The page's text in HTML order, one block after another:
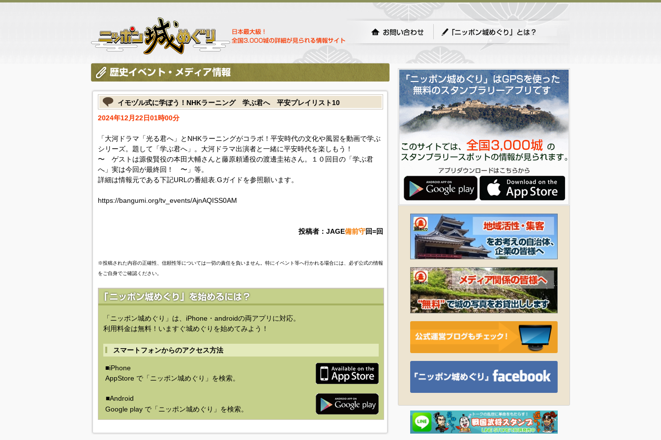
イモヅル式に学ぼう！NHKラーニング 学ぶ君へ 平安プレイリスト10
2024年12月22日01時00分
「大河ドラマ「光る君へ」とNHKラーニングがコラボ！平安時代の文化や風習を動画で学ぶ
シリーズ。題して「学ぶ君へ」。大河ドラマ出演者と一緒に平安時代を楽しもう！
〜 ゲストは源俊賢役の本田大輔さんと藤原頼通役の渡邊圭祐さん。１０回目の「学ぶ君
へ」実は今回が最終回！ 〜」等。
詳細は情報元である下記URLの番組表.Gガイドを参照願います。
https://bangumi.org/tv_events/AjnAQISS0AM
投稿者：JAGE備前守回=回
※投稿された内容の正確性、信頼性等については一切の責任を負いません。特にイベント等へ行かれる場合には、必ず公式の情報
をご自身でご確認ください。
「ニッポン城めぐり」は、iPhone・androidの両アプリに対応。
利用料金は無料！いますぐ城めぐりを始めてみよう！
スマートフォンからのアクセス方法
■iPhone
AppStore で「ニッポン城めぐり」を検索。
■Android
Google play で「ニッポン城めぐり」を検索。